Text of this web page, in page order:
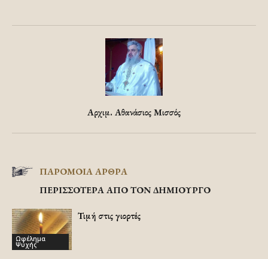
Αρχιμ. Αθανάσιος Μισσός
ΠΑΡΟΜΟΙΑ ΑΡΘΡΑ
ΠΕΡΙΣΣΟΤΕΡΑ ΑΠΟ ΤΟΝ ΔΗΜΙΟΥΡΓΟ
Ωφέλημα
Ψυχής
Τιμή στις γιορτές